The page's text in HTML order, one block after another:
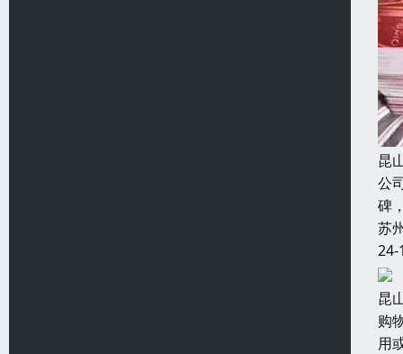
昆
公
碑
苏
24-
昆
购
用